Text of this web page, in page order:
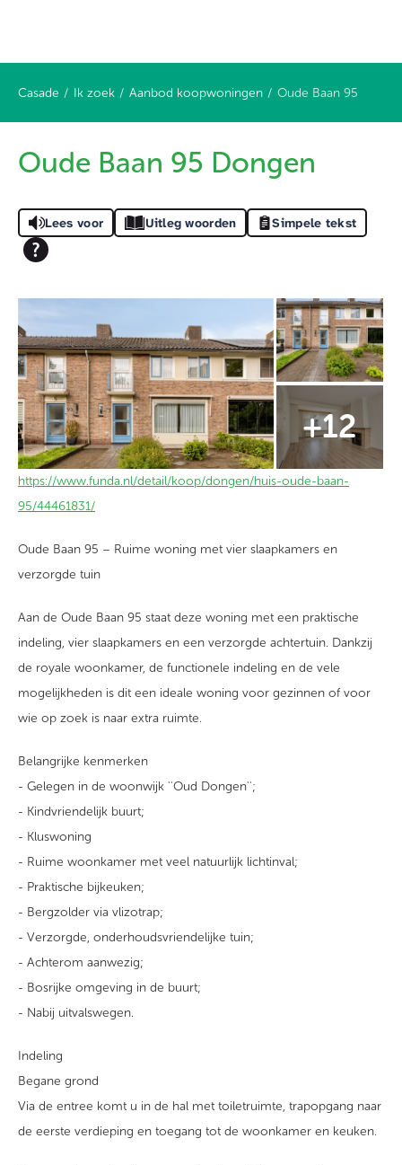
Casade Ik zoek Aanbod koopwoningen Oude Baan 95
Oude Baan 95 Dongen
Lees voor Uitleg woorden Simpele tekst
https://www.funda.nl/detail/koop/dongen/huis-oude-baan-
95/44461831/
Oude Baan 95 – Ruime woning met vier slaapkamers en
verzorgde tuin
Aan de Oude Baan 95 staat deze woning met een praktische
indeling, vier slaapkamers en een verzorgde achtertuin. Dankzij
de royale woonkamer, de functionele indeling en de vele
mogelijkheden is dit een ideale woning voor gezinnen of voor
wie op zoek is naar extra ruimte.
Belangrijke kenmerken
- Gelegen in de woonwijk ''Oud Dongen'';
- Kindvriendelijk buurt;
- Kluswoning
- Ruime woonkamer met veel natuurlijk lichtinval;
- Praktische bijkeuken;
- Bergzolder via vlizotrap;
- Verzorgde, onderhoudsvriendelijke tuin;
- Achterom aanwezig;
- Bosrijke omgeving in de buurt;
- Nabij uitvalswegen.
Indeling
Begane grond
Via de entree komt u in de hal met toiletruimte, trapopgang naar
de eerste verdieping en toegang tot de woonkamer en keuken.